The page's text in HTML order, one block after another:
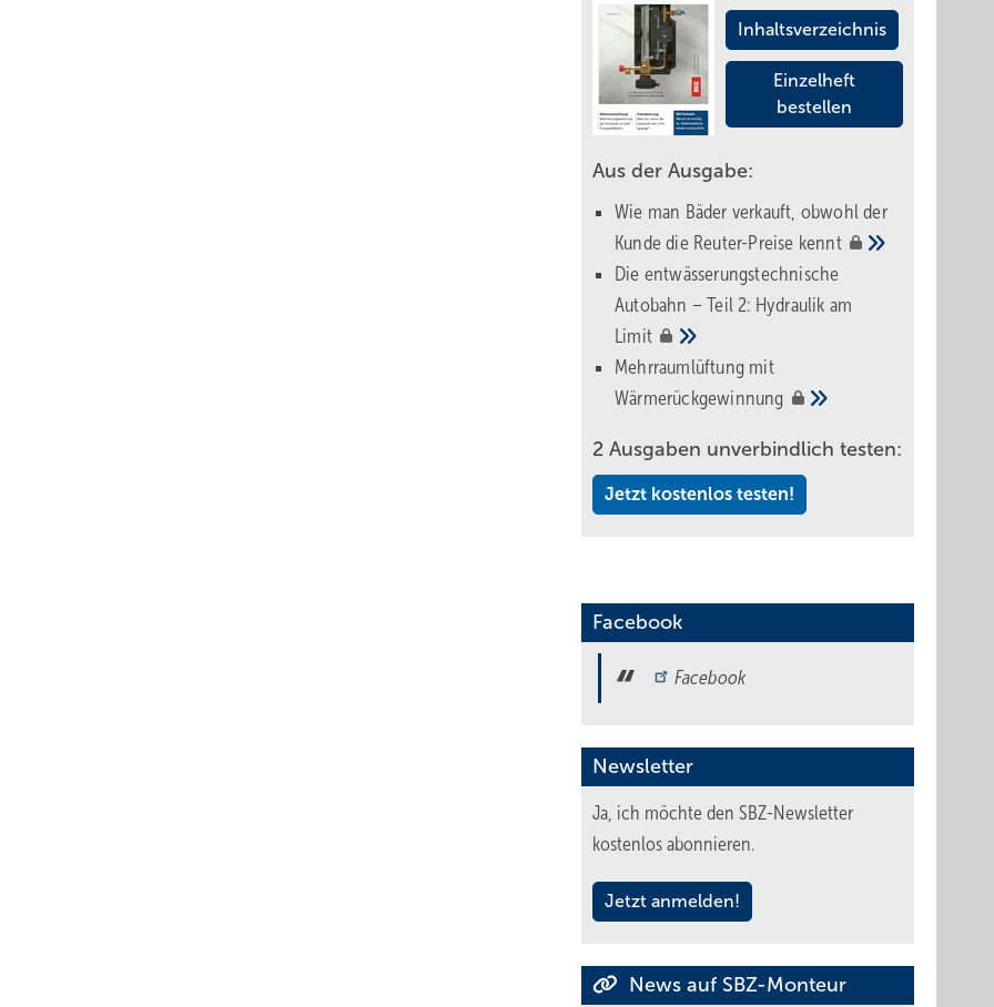
Inhaltsverzeichnis
Einzelheft
bestellen
Aus der Ausgabe:
Wie man Bäder verkauft, obwohl der
Kunde die Reuter-Preise kennt
Die entwässerungstechnische
Autobahn – Teil 2: Hydraulik am
Limit
Mehrraumlüftung mit
Wärmerückgewinnung
2 Ausgaben unverbindlich testen:
Jetzt kostenlos testen!
Facebook
Facebook
Newsletter
Ja, ich möchte den SBZ-Newsletter
kostenlos abonnieren.
Jetzt anmelden!
News auf SBZ-Monteur